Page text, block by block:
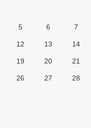
5 6 7
12 13 14
19 20 21
26 27 28